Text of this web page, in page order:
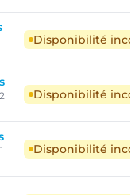
Disponibilité
Disponibilité
Disponibilité